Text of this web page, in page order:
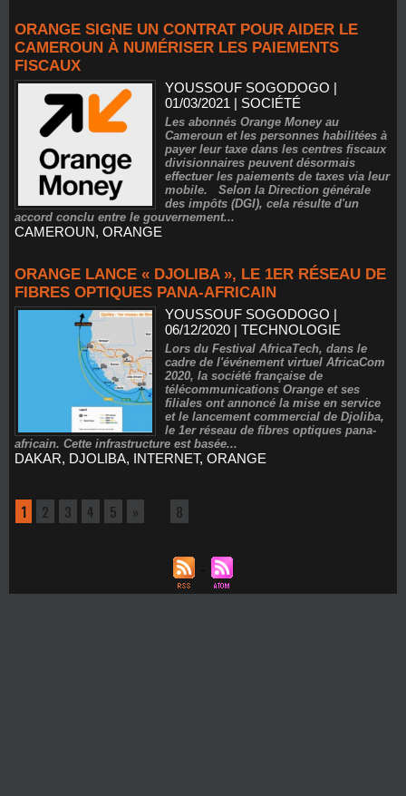
ORANGE SIGNE UN CONTRAT POUR AIDER LE
CAMEROUN À NUMÉRISER LES PAIEMENTS
FISCAUX
YOUSSOUF SOGODOGO |
01/03/2021 | SOCIÉTÉ
Les abonnés Orange Money au
Cameroun et les personnes habilitées à
payer leur taxe dans les centres fiscaux
divisionnaires peuvent désormais
effectuer les paiements de taxes via leur
mobile. Selon la Direction générale
des impôts (DGI), cela résulte d'un
accord conclu entre le gouvernement...
CAMEROUN, ORANGE
ORANGE LANCE « DJOLIBA », LE 1ER RÉSEAU DE
FIBRES OPTIQUES PANA-AFRICAIN
YOUSSOUF SOGODOGO |
06/12/2020 |TECHNOLOGIE
Lors du Festival AfricaTech, dans le
cadre de l'événement virtuel AfricaCom
2020, la société française de
télécommunications Orange et ses
filiales ont annoncé la mise en service
et le lancement commercial de Djoliba,
le 1er réseau de fibres optiques pana-
africain. Cette infrastructure est basée...
DAKAR, DJOLIBA, INTERNET, ORANGE
1 2 3 4 5 » 8